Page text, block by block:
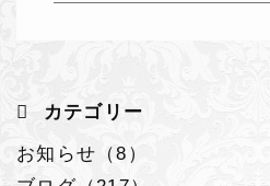
カテゴリー
お知らせ（8）